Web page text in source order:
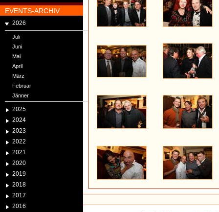
EVENTS-ARCHIV
2026
Juli
Juni
Mai
April
März
Februar
Jänner
2025
2024
2023
2022
2021
2020
2019
2018
2017
2016